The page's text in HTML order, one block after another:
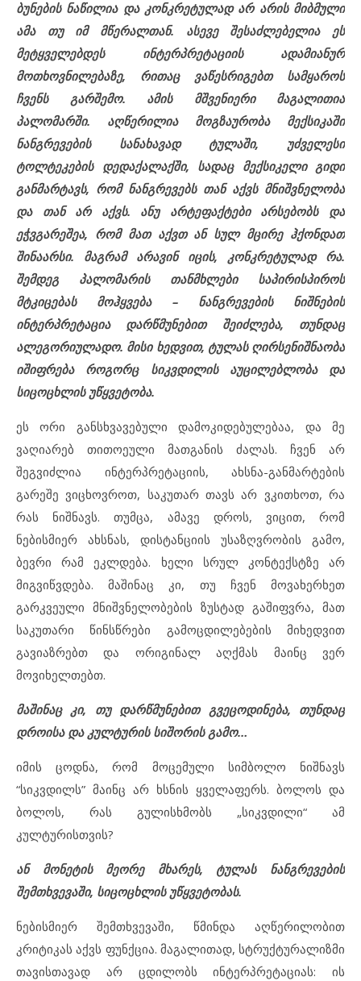
ბუნების ნაწილია და კონკრეტულად არ არის მიბმული
ამა თუ იმ მწერალთან. ასევე შესაძლებელია ეს
მეტყველებდეს ინტერპრეტაციის ადამიანურ
მოთხოვნილებაზე, რითაც ვაწესრიგებთ სამყაროს
ჩვენს გარშემო. ამის მშვენიერი მაგალითია
პალომარში. აღწერილია მოგზაურობა მექსიკაში
ნანგრევების სანახავად ტულაში, უძველესი
ტოლტეკებისდედაქალაქში, სადაც მექსიკელი გიდი
განმარტავს, რომ ნანგრევებს თან აქვს მნიშვნელობა
და თან არ აქვს. ანუ არტეფაქტები არსებობს და
ეჭვგარეშეა, რომ მათ აქვთ ან სულ მცირე ჰქონდათ
შინაარსი. მაგრამ არავინ იცის, კონკრეტულად რა.
შემდეგ პალომარისთანმხლები საპირისპიროს
მტკიცებას მოჰყვება – ნანგრევების ნიშნების
ინტერპრეტაცია დარწმუნებით შეიძლება, თუნდაც
ალეგორიულადო. მისი ხედვით, ტულას ღირსენიშნაობა
იშიფრება როგორც სიკვდილის აუცილებლობა და
სიცოცხლის უწყვეტობა.
ეს ორი განსხვავებული დამოკიდებულებაა, და მე
ვაღიარებ თითოეული მათგანის ძალას. ჩვენ არ
შეგვიძლია ინტერპრეტაციის, ახსნა-განმარტების
გარეშე ვიცხოვროთ, საკუთარ თავს არ ვკითხოთ, რა
რას ნიშნავს. თუმცა, ამავე დროს, ვიცით, რომ
ნებისმიერ ახსნას, დისტანციის უსაზღვრობის გამო,
ბევრი რამ ეკლდება. ხელი სრულ კონტექსტზე არ
მიგვიწვდება. მაშინაც კი, თუ ჩვენ მოვახერხეთ
გარკვეული მნიშვნელობების ზუსტად გაშიფვრა, მათ
საკუთარი წინსწრები გამოცდილებების მიხედვით
გავიაზრებთ და ორიგინალ აღქმას მაინც ვერ
მოვიხელთებთ.
მაშინაც კი, თუ დარწმუნებით გვეცოდინება, თუნდაც
დროისა და კულტურის სიშორის გამო…
იმის ცოდნა, რომ მოცემული სიმბოლო ნიშნავს
“სიკვდილს” მაინც არ ხსნის ყველაფერს. ბოლოს და
ბოლოს, რას გულისხმობს „სიკვდილი“ ამ
კულტურისთვის?
ან მონეტის მეორე მხარეს, ტულას ნანგრევების
შემთხვევაში, სიცოცხლის უწყვეტობას.
ნებისმიერ შემთხვევაში, წმინდა აღწერილობით
კრიტიკას აქვს ფუნქცია. მაგალითად, სტრუქტურალიზმი
თავისთავად არ ცდილობს ინტერპრეტაციას: ის